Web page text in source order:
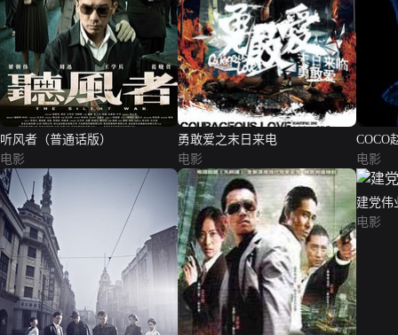
听风者（普通话版）
电影
勇敢爱之末日来电
电影
COCO
电影
建党伟
电影